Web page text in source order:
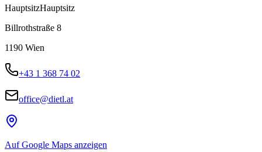
HauptsitzHauptsitz
Billrothstraße 8
1190 Wien
+43 1 368 74 02
office@dietl.at
Auf Google Maps anzeigen